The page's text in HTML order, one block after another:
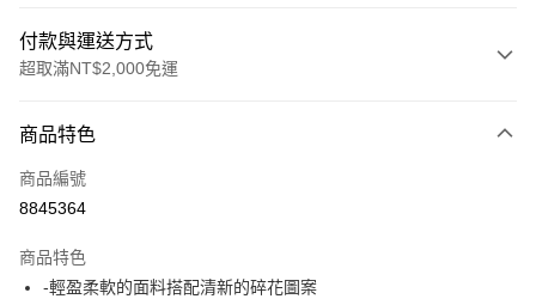
付款與運送方式
超取滿NT$2,000免運
信用卡一次付款
超商取貨付款
Apple Pay
商品特色
商品編號
8845364
商品特色
-輕盈柔軟的面料搭配清新的碎花圖案